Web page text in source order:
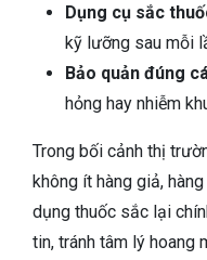
Dụng cụ sắc
kỹ lưỡng sau mỗi
Bảo quản đúng
hỏng hay nhiễm
Trong bối cảnh thị
không ít hàng giả,
dụng thuốc sắc lại
tin, tránh tâm lý hoang